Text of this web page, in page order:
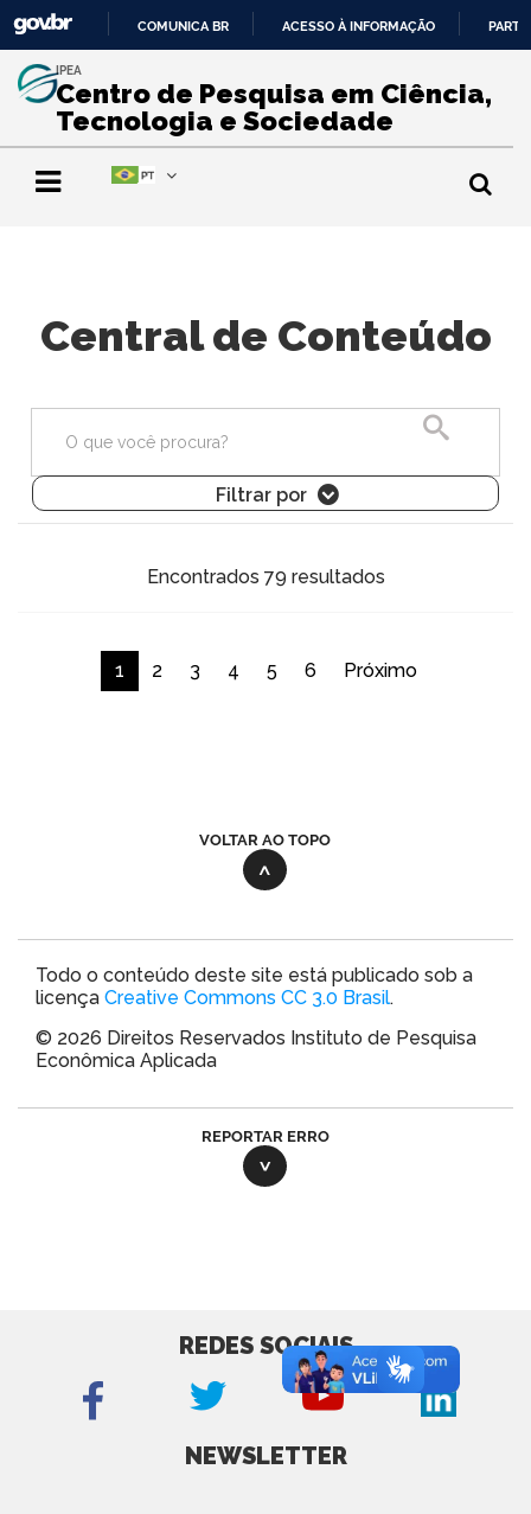
PARA
O
CONTEÚDO
COMUNICA BR ACESSO À INFORMAÇÃO
IPEA
Centro de Pesquisa em Ciência,
Tecnologia e Sociedade
Central de Conteúdo
Filtrar por
Encontrados 79 resultados
1 2 3 4 5 6 Próximo
VOLTAR AO TOPO
Todo o conteúdo deste site está publicado sob a
licença Creative Commons CC 3.0 Brasil.
© 2026 Direitos Reservados Instituto de Pesquisa
Econômica Aplicada
REPORTAR ERRO
REDES SOCIAIS
NEWSLETTER